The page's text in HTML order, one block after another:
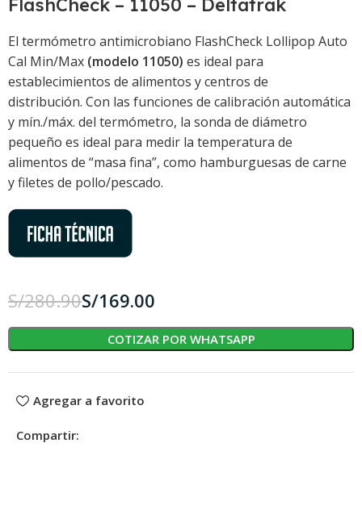
FlashCheck – 11050 – Deltatrak
El termómetro antimicrobiano FlashCheck Lollipop Auto
Cal Min/Max (modelo 11050) es ideal para
establecimientos de alimentos y centros de
distribución. Con las funciones de calibración automática
y mín./máx. del termómetro, la sonda de diámetro
pequeño es ideal para medir la temperatura de
alimentos de “masa fina”, como hamburguesas de carne
y filetes de pollo/pescado.
S/280.90S/169.00
COTIZAR POR WHATSAPP
Agregar a favorito
Compartir: